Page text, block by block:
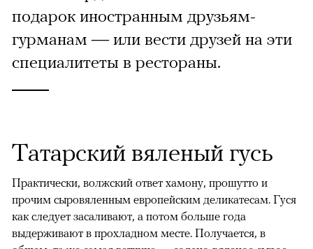
подарок иностранным друзьям-
гурманам — или вести друзей на эти
специалитеты в рестораны.
Татарский вяленый гусь
Практически, волжский ответ хамону, прошутто и
прочим сыровяленным европейским деликатесам. Гуся
как следует засаливают, а потом больше года
выдерживают в прохладном месте. Получается, в